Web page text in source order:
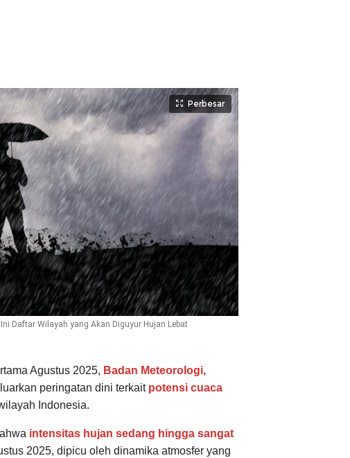
Perbesar
Daftar Wilayah yang Akan Diguyur Hujan Lebat
Agustus 2025, Badan Meteorologi,
peringatan dini terkait potensi cuaca
Indonesia.
intensitas hujan sedang hingga sangat
2025, dipicu oleh dinamika atmosfer yang